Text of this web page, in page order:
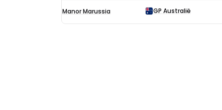
Manor Marussia GP Australië